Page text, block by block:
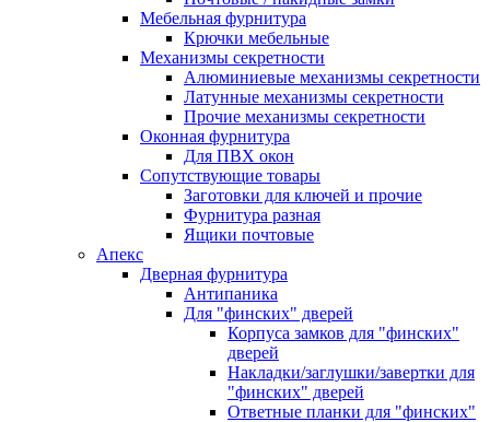
Мебельная фурнитура
Крючки мебельные
Механизмы секретности
Алюминиевые механизмы секретности
Латунные механизмы секретности
Прочие механизмы секретности
Оконная фурнитура
Для ПВХ окон
Сопутствующие товары
Заготовки для ключей и прочие
Фурнитура разная
Ящики почтовые
Апекс
Дверная фурнитура
Антипаника
Для "финских" дверей
Корпуса замков для "финских"
дверей
Накладки/заглушки/завертки для
"финских" дверей
Ответные планки для "финских"